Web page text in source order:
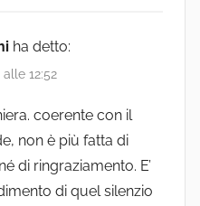
ha detto:
12:52
coerente con il
non è più fatta di
di ringraziamento. E’
di quel silenzio